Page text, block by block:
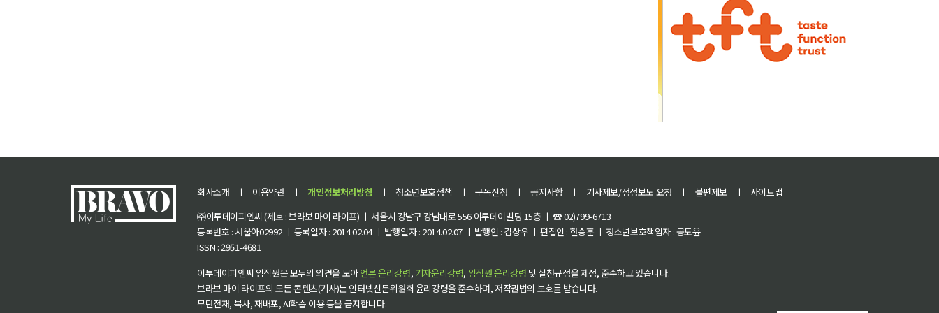
회사소개 ㅣ 이용약관 ㅣ 개인정보처리방침 ㅣ 청소년보호정책 ㅣ 구독신청 ㅣ 공지사항 ㅣ 기사제보/정정보도 요청 ㅣ 불편제보 ㅣ
사이트맵
㈜이투데이피엔씨 (제호 : 브라보 마이 라이프) ㅣ 서울시 강남구 강남대로 556 이투데이빌딩 15층 ㅣ ☎ 02)799-6713
등록번호 : 서울아02992 ㅣ 등록일자 : 2014.02.04 ㅣ 발행일자 : 2014.02.07 ㅣ 발행인 : 김상우 ㅣ 편집인 : 한승훈 ㅣ 청소년보호책임자 : 공도윤
ISSN : 2951-4681
이투데이피엔씨 임직원은 모두의 의견을 모아언론 윤리강령, 기자윤리강령, 임직원 윤리강령 및 실천규정을 제정, 준수하고 있습니다.
브라보 마이 라이프의 모든 콘텐츠(기사)는 인터넷신문위원회 윤리강령을 준수하며, 저작권법의 보호를 받습니다.
무단전재, 복사, 재배포, AI학습 이용 등을 금지합니다.